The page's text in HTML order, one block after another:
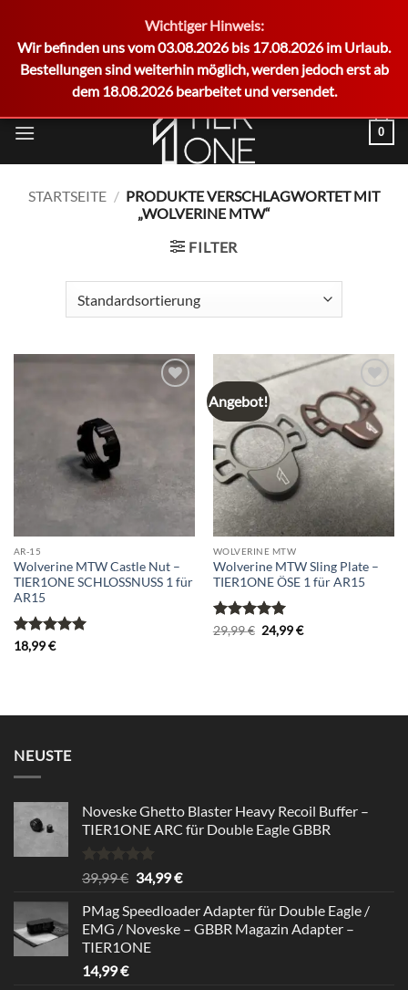
Wichtiger Hinweis:
Wir befinden uns vom 03.08.2026 bis 17.08.2026 im Urlaub.
Bestellungen sind weiterhin möglich, werden jedoch erst ab
dem 18.08.2026 bearbeitet und versendet.
Inhalt
0
STARTSEITE / PRODUKTE VERSCHLAGWORTET MIT
„WOLVERINE MTW“
FILTER
AR-15
Wolverine MTW Castle Nut –
TIER1ONE SCHLOSSNUSS 1 für
AR15
Bewertet
18,99€
Angebot!
Add to
wishlist
WOLVERINE MTW
Wolverine MTW Sling Plate –
TIER1ONE ÖSE 1 für AR15
Bewertet
29,99€ Ursprünglicher
Preis
24,99€Aktueller
NEUSTE
Noveske Ghetto Blaster Heavy Recoil Buffer –
TIER1ONE ARC für Double Eagle GBBR
Bewertet
mit
von 5
39,99€ Ursprünglicher
war:
39,99 €
34,99€Aktueller
ist:
34,99 €.
PMag Speedloader Adapter für Double Eagle /
EMG / Noveske – GBBR Magazin Adapter –
TIER1ONE
14,99€